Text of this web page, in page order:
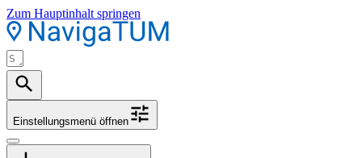
Zum Hauptinhalt springen
Einstellungsmenü öffnen